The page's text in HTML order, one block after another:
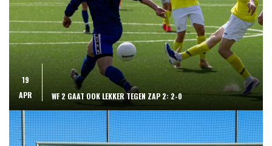
19
APR
WF 2 GAAT OOK LEKKER TEGEN ZAP 2: 2-0